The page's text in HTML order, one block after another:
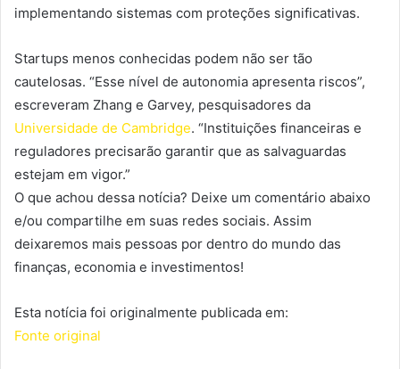
implementando sistemas com proteções significativas.
Startups menos conhecidas podem não ser tão
cautelosas. “Esse nível de autonomia apresenta riscos”,
escreveram Zhang e Garvey, pesquisadores da
Universidade de Cambridge. “Instituições financeiras e
reguladores precisarão garantir que as salvaguardas
estejam em vigor.”
O que achou dessa notícia? Deixe um comentário abaixo
e/ou compartilhe em suas redes sociais. Assim
deixaremos mais pessoas por dentro do mundo das
finanças, economia e investimentos!
Esta notícia foi originalmente publicada em:
Fonte original